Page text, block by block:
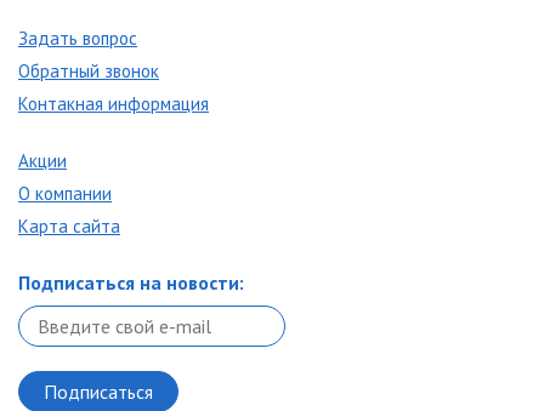
Задать вопрос
Обратный звонок
Контакная информация
Акции
О компании
Карта сайта
Подписаться на новости: